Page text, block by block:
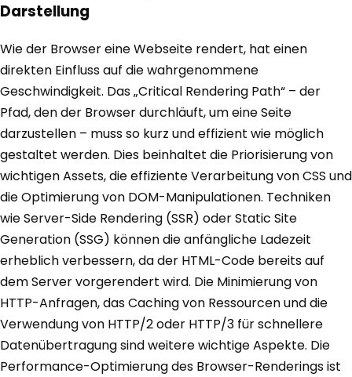
Darstellung
Wie der Browser eine Webseite rendert, hat einen
direkten Einfluss auf die wahrgenommene
Geschwindigkeit. Das „Critical Rendering Path“ – der
Pfad, den der Browser durchläuft, um eine Seite
darzustellen – muss so kurz und effizient wie möglich
gestaltet werden. Dies beinhaltet die Priorisierung von
wichtigen Assets, die effiziente Verarbeitung von CSS und
die Optimierung von DOM-Manipulationen. Techniken
wie Server-Side Rendering (SSR) oder Static Site
Generation (SSG) können die anfängliche Ladezeit
erheblich verbessern, da der HTML-Code bereits auf
dem Server vorgerendert wird. Die Minimierung von
HTTP-Anfragen, das Caching von Ressourcen und die
Verwendung von HTTP/2 oder HTTP/3 für schnellere
Datenübertragung sind weitere wichtige Aspekte. Die
Performance-Optimierung des Browser-Renderings ist